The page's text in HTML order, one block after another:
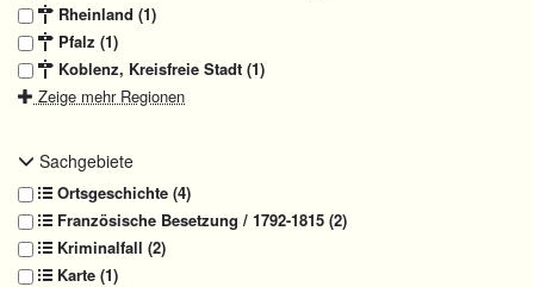
Rheinland (1)
Pfalz (1)
Koblenz, Kreisfreie Stadt (1)
Zeige mehr Regionen
Sachgebiete
Ortsgeschichte (4)
Französische Besetzung / 1792-1815 (2)
Kriminalfall (2)
Karte (1)